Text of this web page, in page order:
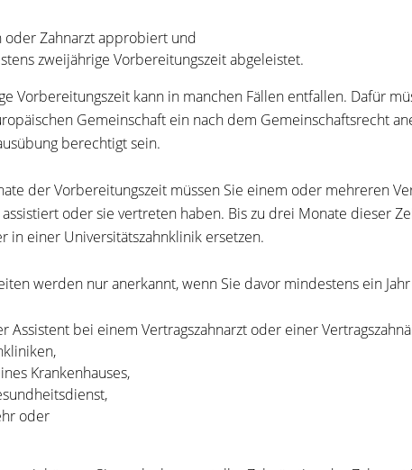
oder Zahnarzt approbiert und
zweijährige Vorbereitungszeit abgeleistet.
Vorbereitungszeit kann in manchen Fällen entfallen. Dafür
Gemeinschaft ein nach dem Gemeinschaftsrecht
berechtigt sein.
der Vorbereitungszeit müssen Sie einem oder mehreren
oder sie vertreten haben. Bis zu drei Monate dieser
in einer Universitätszahnklinik ersetzen.
werden nur anerkannt, wenn Sie davor mindestens ein
Assistent bei einem Vertragszahnarzt oder einer
Krankenhauses,
oder